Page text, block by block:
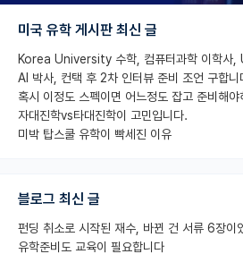
미국 유학 게시판 최신 글
AI 박사, 컨택 후 2차 인터뷰 준비 조언 구합니
혹시 이정도 스펙이면 어느정도 잡고 준비해야
자대진학vs타대진학이 고민입니다.
미박 탑스쿨 유학이 빡세진 이유
블로그 최신 글
유학준비도 교육이 필요합니다